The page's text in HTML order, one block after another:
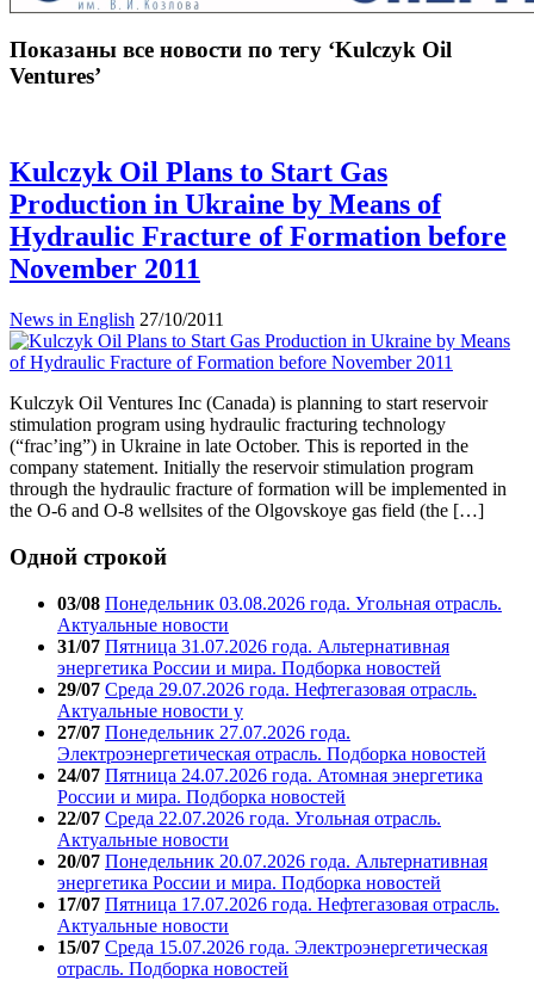
Показаны все новости по тегу ‘Kulczyk Oil
Ventures’
Kulczyk Oil Plans to Start Gas
Production in Ukraine by Means of
Hydraulic Fracture of Formation before
November 2011
News in English 27/10/2011
Kulczyk Oil Ventures Inc (Canada) is planning to start reservoir
stimulation program using hydraulic fracturing technology
(“frac’ing”) in Ukraine in late October. This is reported in the
company statement. Initially the reservoir stimulation program
through the hydraulic fracture of formation will be implemented in
the O-6 and O-8 wellsites of the Olgovskoye gas field (the […]
Одной строкой
03/08 Понедельник 03.08.2026 года. Угольная отрасль.
Актуальные новости
31/07 Пятница 31.07.2026 года. Альтернативная
энергетика России и мира. Подборка новостей
29/07 Среда 29.07.2026 года. Нефтегазовая отрасль.
Актуальные новости у
27/07 Понедельник 27.07.2026 года.
Электроэнергетическая отрасль. Подборка новостей
24/07 Пятница 24.07.2026 года. Атомная энергетика
России и мира. Подборка новостей
22/07 Среда 22.07.2026 года. Угольная отрасль.
Актуальные новости
20/07 Понедельник 20.07.2026 года. Альтернативная
энергетика России и мира. Подборка новостей
17/07 Пятница 17.07.2026 года. Нефтегазовая отрасль.
Актуальные новости
15/07 Среда 15.07.2026 года. Электроэнергетическая
отрасль. Подборка новостей